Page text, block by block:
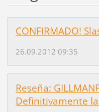
CONFIRMADO!
26.09.2012 09:35
Reseña:
Definitivamente